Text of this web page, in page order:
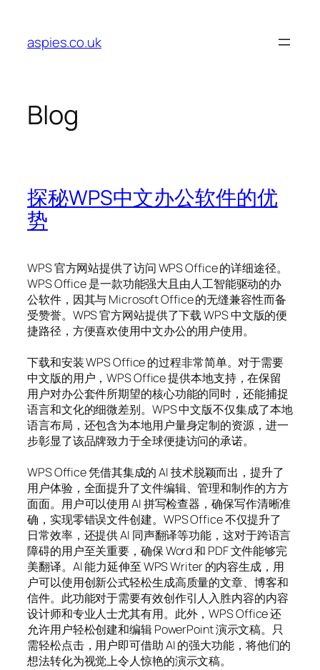
content
aspies.co.uk
Blog
探秘WPS中文办公软件的优
势
WPS 官方网站提供了访问 WPS Office 的详细途径。
WPS Office 是一款功能强大且由人工智能驱动的办
公软件，因其与 Microsoft Office 的无缝兼容性而备
受赞誉。WPS 官方网站提供了下载 WPS 中文版的便
捷路径，方便喜欢使用中文办公的用户使用。
下载和安装 WPS Office 的过程非常简单。对于需要
中文版的用户，WPS Office 提供本地支持，在保留
用户对办公套件所期望的核心功能的同时，还能捕捉
语言和文化的细微差别。WPS 中文版不仅集成了本地
语言布局，还包含为本地用户量身定制的资源，进一
步彰显了该品牌致力于全球便捷访问的承诺。
WPS Office 凭借其集成的 AI 技术脱颖而出，提升了
用户体验，全面提升了文件编辑、管理和制作的方方
面面。用户可以使用 AI 拼写检查器，确保写作清晰准
确，实现零错误文件创建。WPS Office 不仅提升了
日常效率，还提供 AI 同声翻译等功能，这对于跨语言
障碍的用户至关重要，确保 Word 和 PDF 文件能够完
美翻译。AI 能力延伸至 WPS Writer 的内容生成，用
户可以使用创新公式轻松生成高质量的文章、博客和
信件。此功能对于需要有效创作引人入胜内容的内容
设计师和专业人士尤其有用。此外，WPS Office 还
允许用户轻松创建和编辑 PowerPoint 演示文稿。只
需轻松点击，用户即可借助 AI 的强大功能，将他们的
想法转化为视觉上令人惊艳的演示文稿。